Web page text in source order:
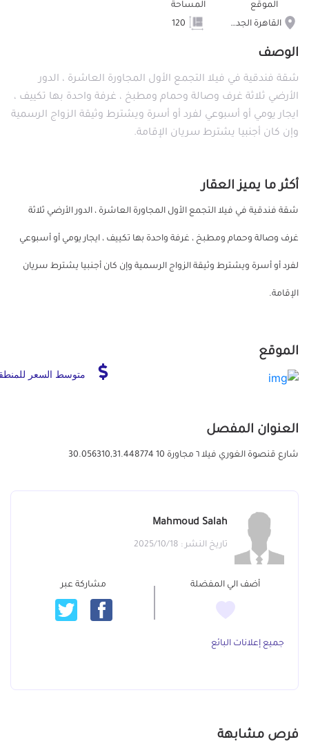
الموقع
القاهرة الجديدة
المساحة
الوصف
شقة فندقية في فيلا التجمع الأول المجاورة العاشرة ، الدور
الأرضي ثلاثة غرف وصالة وحمام ومطبخ ، غرفة واحدة بها تكييف ،
ايجار يومي أو أسبوعي لفرد أو أسرة ويشترط وثيقة الزواج الرسمية
وإن كان أجنبيا يشترط سريان الإقامة.
أكثر ما يميز العقار
شقة فندقية في فيلا التجمع الأول المجاورة العاشرة ، الدور الأرضي ثلاثة
غرف وصالة وحمام ومطبخ ، غرفة واحدة بها تكييف ، ايجار يومي أو أسبوعي
لفرد أو أسرة ويشترط وثيقة الزواج الرسمية وإن كان أجنبيا يشترط سريان
الإقامة.
الموقع
متوسط السعر
العنوان المفصل
شارع قنصوة الغوري فيلا ٦ مجاورة 10 30.056310,31.448774
Mahmoud Salah
تاريخ النشر : 2025/10/18
أضف الي المفضلة مشاركة عبر
جميع إعلانات البائع
فرص مشابهة